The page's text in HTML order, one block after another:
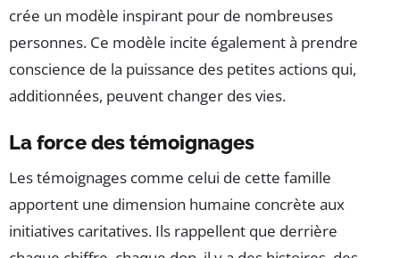
crée un modèle inspirant pour de nombreuses
personnes. Ce modèle incite également à prendre
conscience de la puissance des petites actions qui,
additionnées, peuvent changer des vies.
La force des témoignages
Les témoignages comme celui de cette famille
apportent une dimension humaine concrète aux
initiatives caritatives. Ils rappellent que derrière